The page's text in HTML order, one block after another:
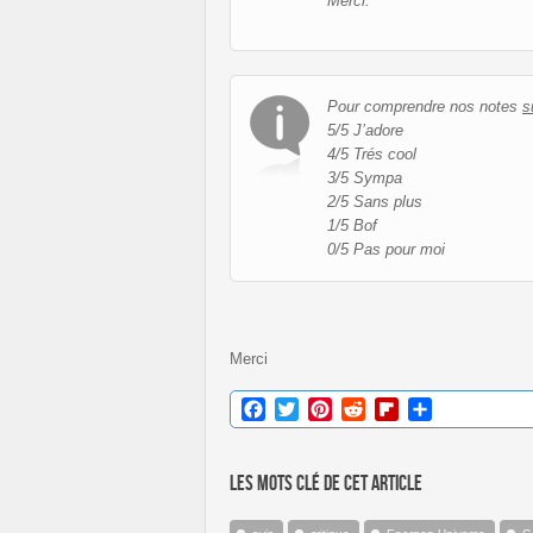
Pour comprendre nos notes
5/5 J’adore
4/5 Trés cool
3/5 Sympa
2/5 Sans plus
1/5 Bof
0/5 Pas pour moi
Merci
Facebook
TwitterPinterestRedditFlipboard
Les mots clé de cet article